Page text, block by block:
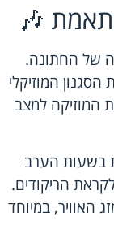
🎶
של החתונה.
המוזיקלי
המוזיקה למצב
בשעות הערב
הריקודים.
האוויר, במיוחד